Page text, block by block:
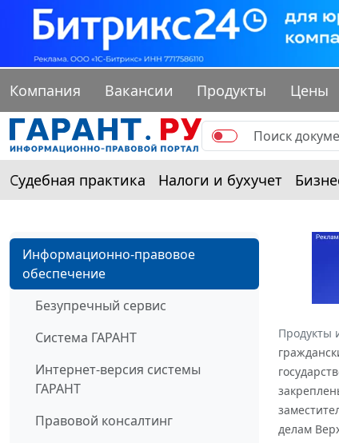
Компания Вакансии Продукты Цены
Судебная практика Налоги и бухучет
Информационно-правовое
обеспечение
Безупречный сервис
Система ГАРАНТ
Интернет-версия системы
ГАРАНТ
Правовой консалтинг
Продукты
делам